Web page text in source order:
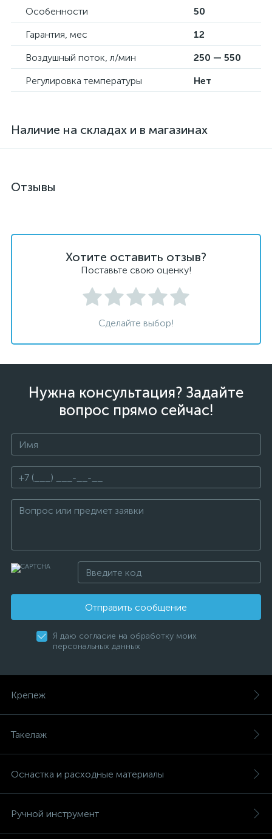
Особенности
50
Гарантия, мес
12
Воздушный поток, л/мин
250 — 550
Регулировка температуры
Нет
Наличие на складах и в магазинах
Отзывы
Хотите оставить отзыв?
Поставьте свою оценку!
Сделайте выбор!
Нужна консультация? Задайте
вопрос прямо сейчас!
Отправить сообщение
Я даю согласие на обработку моих
персональных данных
Крепеж
Такелаж
Оснастка и расходные материалы
Ручной инструмент